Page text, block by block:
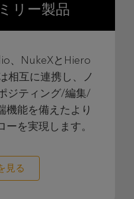
リー製品
、NukeXとHiero
相互に連携し、ノ
ジティング/編集/
機能を備えたより
を実現します。
見る